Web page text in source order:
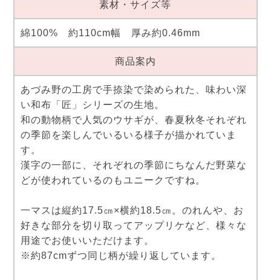
素材・サイズ等
綿100% 約110cm幅 厚み約0.46mm
商品案内
あづみ野の工房で手捺染で染められた、味わい深
い和布「匠」シリーズの生地。
和の動物柄で人気のウサギが、春夏秋冬それぞれ
の季節を楽しんでいるいる様子が描かれていま
す。
漢字の一部に、それぞれの季節にちなんだ野菜な
どが使われているのもユニークですね。
一マスは縦約17.5㎝×横約18.5㎝。のれんや、お
好きな部分を切り取ってアップリケなど、様々な
用途でお使いいただけます。
※約87cmずつ同じ柄が繰り返しています。